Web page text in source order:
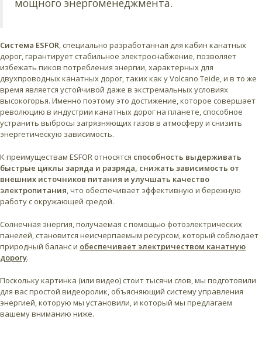
Система ESFOR , специально разработанная для кабин канатных
дорог, гарантирует стабильное электроснабжение, позволяет
избежать пиков потребления энергии, характерных для
двухпроводных канатных дорог, таких как у Volcano Teide, и в то же
время является устойчивой даже в экстремальных условиях
высокогорья. Именно поэтому это достижение, которое совершает
революцию в индустрии канатных дорог на планете, способное
устранить выбросы загрязняющих газов в атмосферу и снизить
энергетическую зависимость.
К преимуществам ESFOR относятся способность выдерживать
быстрые циклы заряда и разряда, снижать зависимость от
внешних источников питания и улучшать качество
электропитания , что обеспечивает эффективную и бережную
работу с окружающей средой.
Солнечная энергия, получаемая с помощью фотоэлектрических
панелей, становится неисчерпаемым ресурсом, который соблюдает
природный баланс и обеспечивает электричеством канатную
дорогу.
Поскольку картинка (или видео) стоит тысячи слов, мы подготовили
для вас простой видеоролик, объясняющий систему управления
энергией, которую мы установили, и который мы предлагаем
вашему вниманию ниже.